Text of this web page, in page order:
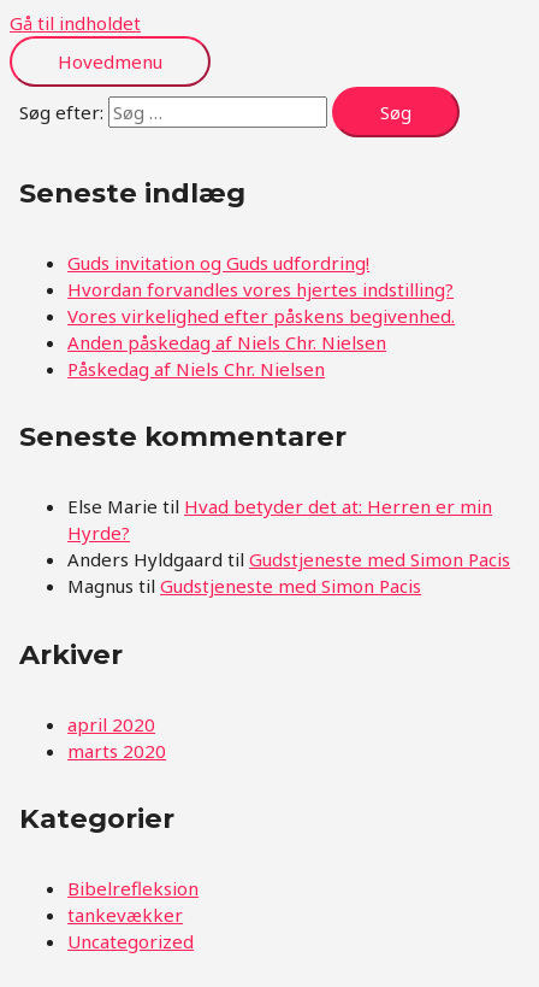
Gå til indholdet
Hovedmenu
Søg efter:
Seneste indlæg
Guds invitation og Guds udfordring!
Hvordan forvandles vores hjertes indstilling?
Vores virkelighed efter påskens begivenhed.
Anden påskedag af Niels Chr. Nielsen
Påskedag af Niels Chr. Nielsen
Seneste kommentarer
Else Marie til Hvad betyder det at: Herren er min
Hyrde?
Anders Hyldgaard tilGudstjeneste med Simon Pacis
Magnus tilGudstjeneste med Simon Pacis
Arkiver
april 2020
marts 2020
Kategorier
Bibelrefleksion
tankevækker
Uncategorized